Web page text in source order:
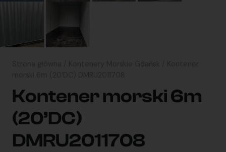
Kontener morski 6m
(20’DC)
DMRU2011708